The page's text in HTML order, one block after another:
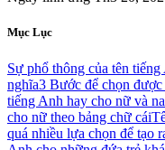
Mục Lục
Sự phổ thông của tên
nghĩa3 Bước để chọn
tiếng Anh hay cho nữ và
cho nữ theo bảng chữ cái
quá nhiều lựa chọn để tạo